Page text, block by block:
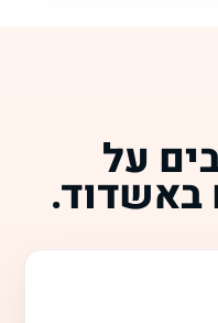
על
באשדוד.